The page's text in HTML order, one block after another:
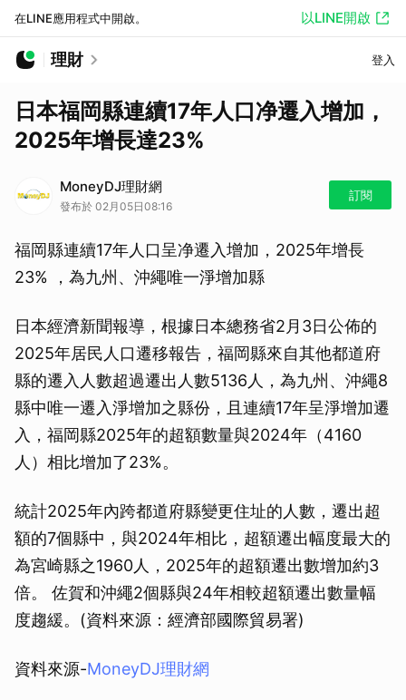
在LINE應用程式中開啟。 以LINE開啟
理財 登入
日本福岡縣連續17年人口净遷入增加，
2025年增長達23%
MoneyDJ理財網
發布於 02月05日08:16
訂閱
福岡縣連續17年人口呈净遷入增加，2025年增長
23% ，為九州、沖繩唯一淨增加縣
日本經濟新聞報導，根據日本總務省2月3日公佈的
2025年居民人口遷移報告，福岡縣來自其他都道府
縣的遷入人數超過遷出人數5136人，為九州、沖繩8
縣中唯一遷入淨增加之縣份，且連續17年呈淨增加遷
入，福岡縣2025年的超額數量與2024年（4160
人）相比增加了23%。
統計2025年內跨都道府縣變更住址的人數，遷出超
額的7個縣中，與2024年相比，超額遷出幅度最大的
為宮崎縣之1960人，2025年的超額遷出數增加約3
倍。 佐賀和沖繩2個縣與24年相較超額遷出數量幅
度趨緩。(資料來源：經濟部國際貿易署)
資料來源-MoneyDJ理財網